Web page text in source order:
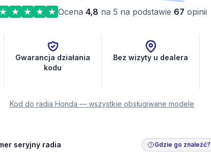
Ocena 4,8 na 5 na podstawie 67 opinii
Gwarancja działania
kodu
Bez wizyty u dealera
Kod do radia Honda — wszystkie obsługiwane modele
seryjny radia Gdzie go znaleźć?